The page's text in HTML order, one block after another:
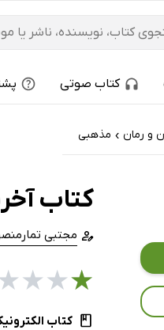
کتاب صوتی
و رمان › مذهبی
کتاب
مجتبی
★
★
★
کتاب